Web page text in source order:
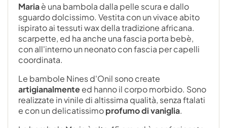
Mariaè una bambola dalla pelle scura e dallo
sguardo dolcissimo. Vestita con un vivace abito
ispirato ai tessuti wax della tradizione africana.
scarpette, ed ha anche una fascia porta bebè,
con all'interno un neonato con fascia per capelli
coordinata.
Le bambole Nines d'Onil sono create
artigianalmenteed hanno il corpo morbido. Sono
realizzate in vinile di altissima qualità, senza ftalati
e con un delicatissimoprofumo di vaniglia.